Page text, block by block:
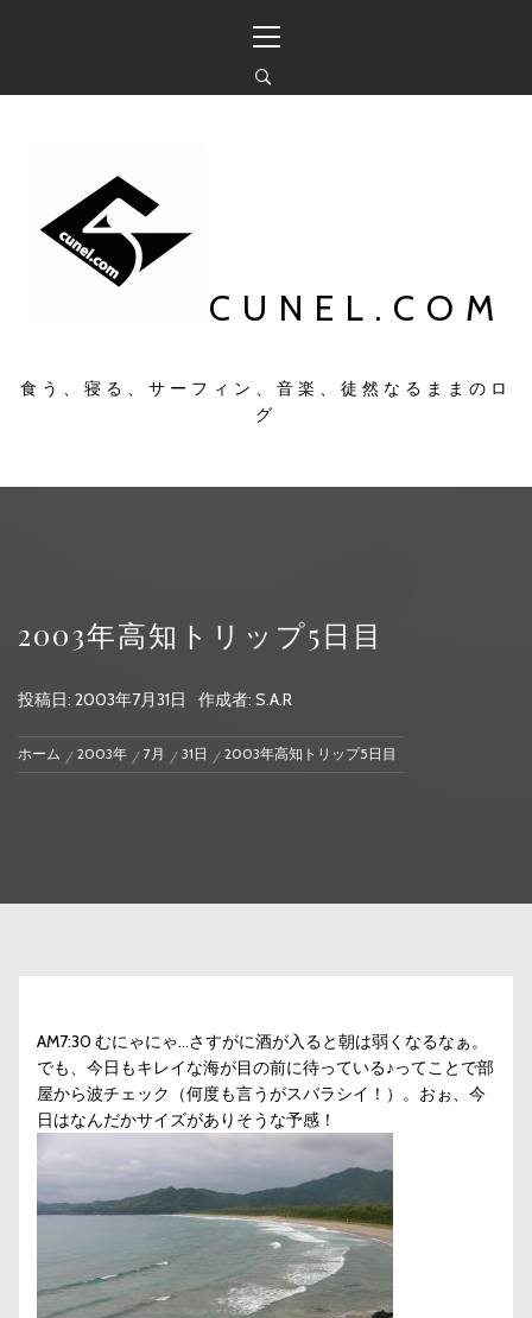
ン
イ
ン
メ
CUNEL.COM
食う、寝る、サーフィン、音楽、徒然なるままのロ
グ
2003年高知トリップ5日目
投稿日: 2003年7月31日 作成者: S.A.R
ホーム 2003年 7月 31日 2003年高知トリップ5日目
AM7:30 むにゃにゃ…さすがに酒が入ると朝は弱くなるなぁ。
でも、今日もキレイな海が目の前に待っている♪ってことで部
屋から波チェック（何度も言うがスバラシイ！）。おぉ、今
日はなんだかサイズがありそうな予感！